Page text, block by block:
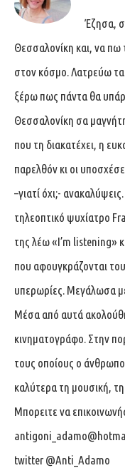
Έζησα,
Θεσσαλονίκη και, να πω
στον κόσμο. Λατρεύω τα
ξέρω πως πάντα θα
Θεσσαλονίκη σα
που τη διακατέχει, η
παρελθόν κι οι
–γιατί όχι;-
τηλεοπτικό ψυχίατρο
της λέω «I’m listening»
που αφουγκράζονται
υπερωρίες. Μεγάλωσα
Μέσα από αυτά
κινηματογράφο. Στην
τους οποίους ο
καλύτερα τη μουσική,
Μπορειτε να
twitter @Anti_Adamo